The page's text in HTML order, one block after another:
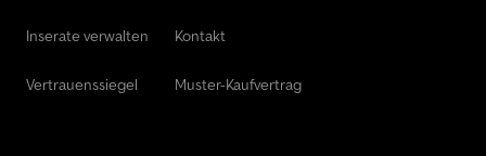
Inserate verwalten
Vertrauenssiegel
Kontakt
Muster-Kaufvertrag